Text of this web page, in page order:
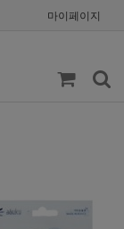
마이페이지